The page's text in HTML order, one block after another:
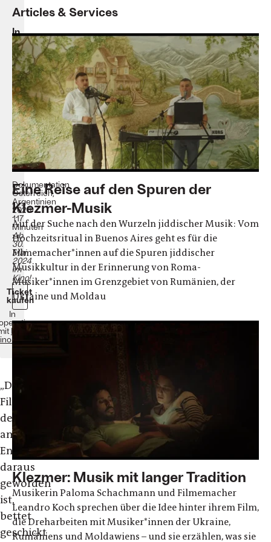
In
mir
tanze
ich
–
das
Klezmer-
Projekt
Leandro
Koch
und
Paloma
Schachmann
Dokumentation
Österreich,
Argentinien
2023
117
Minuten
Ab
30.
Mai
2024
im
Kino!
Ticket
kaufen
In
Film
Text
„Der
Film
der
am
Ende
daraus
geworden
ist,
bettet
geschickt
Articles & Services
Eine Reise auf den Spuren der
Klezmer-Musik
Auf der Suche nach den Wurzeln jiddischer Musik: Vom
Hochzeitsritual in Buenos Aires geht es für die
Filmemacher*innen auf die Spuren jiddischer
Musikkultur in der Erinnerung von Roma-
Musiker*innen im Grenzgebiet von Rumänien, der
Ukraine und Moldau
Klezmer: Musik mit langer Tradition
Musikerin Paloma Schachmann und Filmemacher
Leandro Koch sprechen über die Idee hinter ihrem Film,
die Dreharbeiten mit Musiker*innen der Ukraine,
Rumäniens und Moldawiens – und sie erzählen, was sie